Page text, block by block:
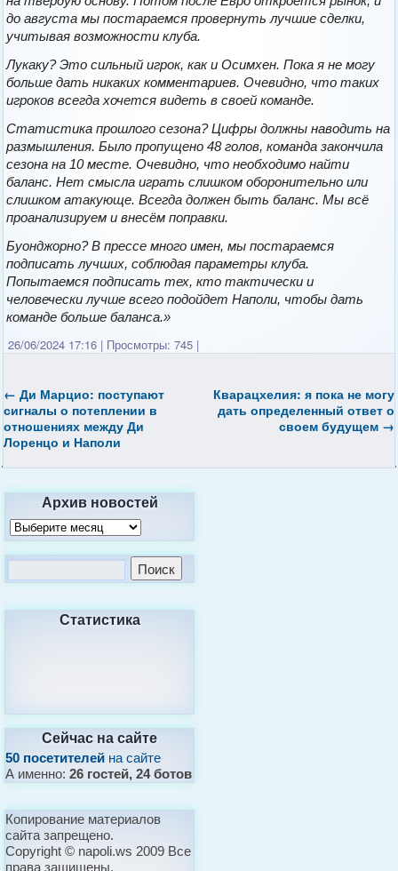
до августа мы постараемся провернуть лучшие сделки,
учитывая возможности клуба.
Лукаку? Это сильный игрок, как и Осимхен. Пока я не могу
больше дать никаких комментариев. Очевидно, что таких
игроков всегда хочется видеть в своей команде.
Статистика прошлого сезона? Цифры должны наводить на
размышления. Было пропущено 48 голов, команда закончила
сезона на 10 месте. Очевидно, что необходимо найти
баланс. Нет смысла играть слишком оборонительно или
слишком атакующе. Всегда должен быть баланс. Мы всё
проанализируем и внесём поправки.
Буонджорно? В прессе много имен, мы постараемся
подписать лучших, соблюдая параметры клуба.
Попытаемся подписать тех, кто тактически и
человечески лучше всего подойдет Наполи, чтобы дать
команде больше баланса.»
26/06/2024 17:16 | Просмотры: 745 |
← Ди Марцио: поступают
сигналы о потеплении в
отношениях между Ди
Лоренцо и Наполи
Кварацхелия: я пока не могу
дать определенный ответ о
своем будущем →
Архив новостей
Статистика
Сейчас на сайте
50 посетителей на сайте
А именно:26 гостей, 24 ботов
Копирование материалов
сайта запрещено.
Copyright © napoli.ws 2009 Все
права защищены.